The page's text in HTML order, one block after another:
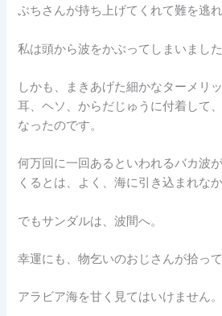
ぶちさんが持ち上げてくれて難を逃れ
私は頭から波をかぶってしまいました
しかも、まきあげた細かなターメリ
耳、ヘソ、からだじゅうに付着して
なったのです。
何万回に一回あるといわれるバカ波
くるとは、よく、海に引き込まれな
でもサンダルは、波間へ。
幸運にも、物乞いのおじさんが拾って
アラビア海を甘く見てはいけません。